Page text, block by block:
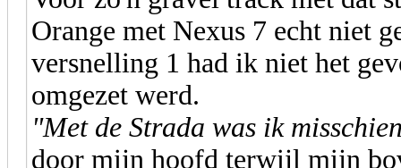
Orange met Nexus 7 echt niet
versnelling 1 had ik niet het
omgezet werd.
"Met de Strada was ik
door mijn hoofd terwijl mijn